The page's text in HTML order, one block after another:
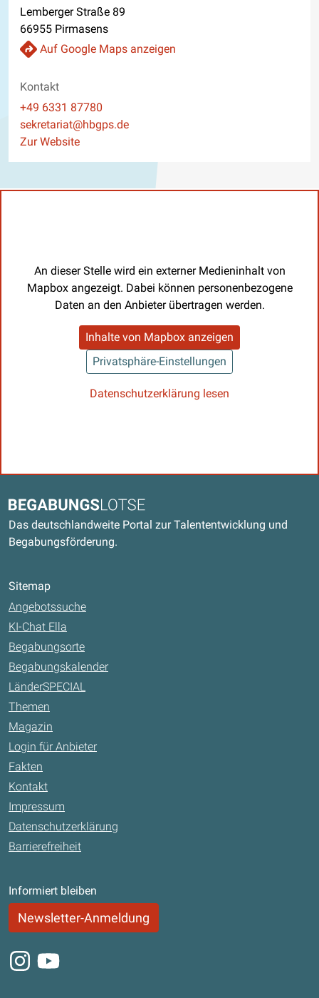
Lemberger Straße 89
66955 Pirmasens
Auf Google Maps anzeigen
Kontakt
Telefon
+49 6331 87780
E-Mail
sekretariat@hbgps.de
Website
Zur Website
An dieser Stelle wird ein externer Medieninhalt von
Mapbox angezeigt. Dabei können personenbezogene
Daten an den Anbieter übertragen werden.
Inhalte von Mapbox anzeigen
Privatsphäre-Einstellungen
Datenschutzerklärung lesen
Begabungslotse
Das deutschlandweite Portal zur Talententwicklung und
Begabungsförderung.
Sitemap
Angebotssuche
KI-Chat Ella
Begabungsorte
Begabungskalender
LänderSPECIAL
Themen
Magazin
Login für Anbieter
Fakten
Kontakt
Impressum
Datenschutzerklärung
Barrierefreiheit
Informiert bleiben
Newsletter-Anmeldung
Instagram
Youtube